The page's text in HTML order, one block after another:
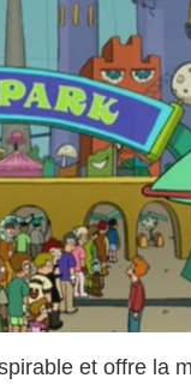
et offre la
SKG